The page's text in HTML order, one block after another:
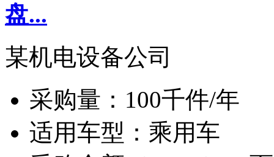
盘...
某机电设备公司
采购量： 100千件/年
适用车型： 乘用车